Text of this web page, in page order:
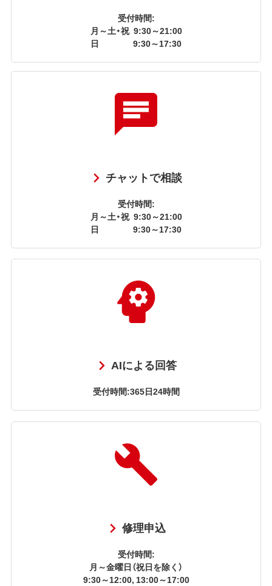
受付時間:
月～土・祝 9:30～21:00
日
9:30～17:30
チャットで相談
受付時間:
月～土・祝 9:30～21:00
日
9:30～17:30
AIによる回答
受付時間:365日24時間
修理申込
受付時間:
月～金曜日（祝日を除く）
9:30～12:00, 13:00～17:00